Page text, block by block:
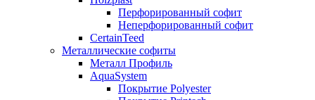
Перфорированный софит
Неперфорированный софит
CertainTeed
Металлические софиты
Металл Профиль
AquaSystem
Покрытие Polyester